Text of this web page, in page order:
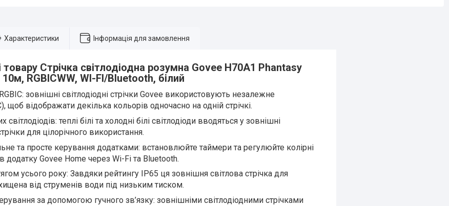
Характеристики Інформація для замовлення
Стрічка світлодіодна розумна Govee H70A1 Phantasy
RGBICWW, WI-FI/Bluetooth, білий
зовнішні світлодіодні стрічки Govee використовують незалежне
щоб відображати декілька кольорів одночасно на одній стрічкі.
світлодіодів: теплі білі та холодні білі світлодіоди вводяться у зовнішні
для цілорічного використання.
та просте керування додатками: встановлюйте таймери та регулюйте колірні
додатку Govee Home через Wi-Fi та Bluetooth.
усього року: Завдяки рейтингу IP65 ця зовнішня світлова стрічка для
від струменів води під низьким тиском.
за допомогою гучного зв’язку: зовнішніми світлодіодними стрічками